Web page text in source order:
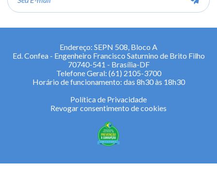
mail
Endereço: SEPN 508, Bloco A
Ed. Confea - Engenheiro Francisco Saturnino de Brito Filho
70740-541 - Brasília-DF
Telefone Geral: (61) 2105-3700
Horário de funcionamento: das 8h30 às 18h30
Política de Privacidade
Revogar consentimento de cookies